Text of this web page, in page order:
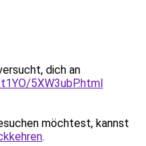
dich an
5XW3ubP.html
möchtest, kannst
.